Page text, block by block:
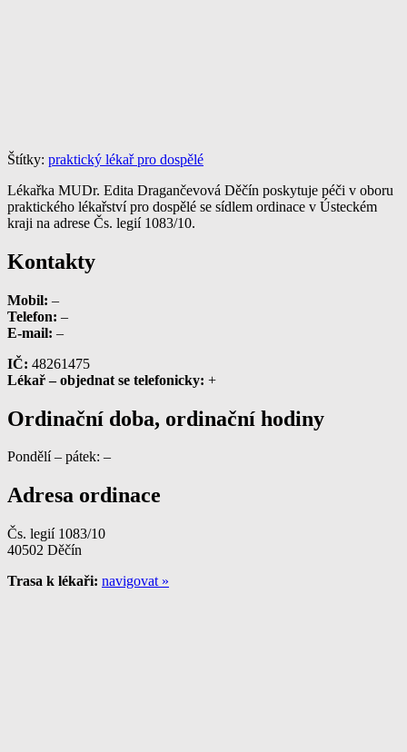
Štítky: praktický lékař pro dospělé
Lékařka MUDr. Edita Dragančevová Děčín poskytuje péči v oboru
praktického lékařství pro dospělé se sídlem ordinace v Ústeckém
kraji na adrese Čs. legií 1083/10.
Kontakty
Mobil: –
Telefon: –
E-mail: –
IČ: 48261475
Lékař – objednat se telefonicky: +
Ordinační doba, ordinační hodiny
Pondělí – pátek: –
Adresa ordinace
Čs. legií 1083/10
40502 Děčín
Trasa k lékaři: navigovat »